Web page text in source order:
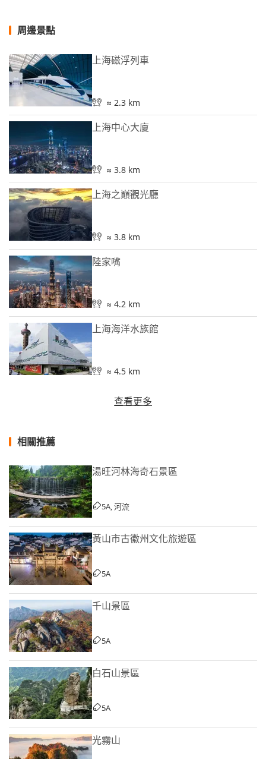
周邊景點
上海磁浮列車
≈ 2.3 km
上海中心大廈
≈ 3.8 km
上海之巔觀光廳
≈ 3.8 km
陸家嘴
≈ 4.2 km
上海海洋水族館
≈ 4.5 km
查看更多
相關推薦
湯旺河林海奇石景區
5A, 河流
黃山市古徽州文化旅遊區
5A
千山景區
5A
白石山景區
5A
光霧山